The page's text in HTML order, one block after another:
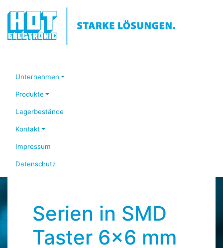
Unternehmen
Produkte
Lagerbestände
Kontakt
Impressum
Datenschutz
Serien in SMD
Taster 6x6 mm